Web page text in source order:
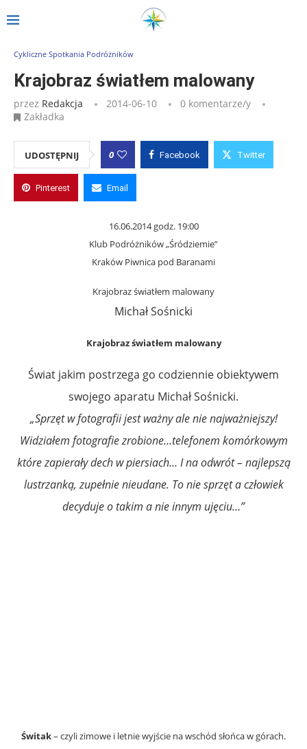
Strona główna Krajobraz światłem malowany
Cykliczne Spotkania Podróżników
Krajobraz światłem malowany
przez Redakcja 2014-06-10
0 komentarze/y
Zakładka
UDOSTĘPNIJ 0 Facebook Twitter
Pinterest Email
16.06.2014 godz. 19:00
Klub Podróżników „Śródziemie”
Kraków Piwnica pod Baranami
Krajobraz światłem malowany
Michał Sośnicki
Krajobraz światłem malowany
Świat jakim postrzega go codziennie obiektywem
swojego aparatu Michał Sośnicki.
„Sprzęt w fotografii jest ważny ale nie najważniejszy!
Widziałem fotografie zrobione…telefonem komórkowym
które zapierały dech w piersiach… I na odwrót – najlepszą
lustrzanką, zupełnie nieudane. To nie sprzęt a człowiek
decyduje o takim a nie innym ujęciu…”
Świtak– czyli zimowe i letnie wyjście na wschód słońca w górach.